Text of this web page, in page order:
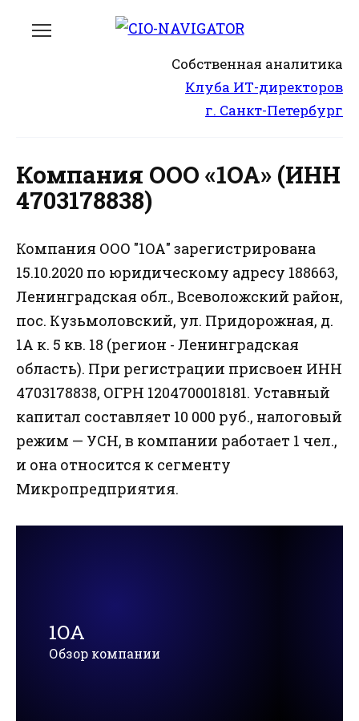
Собственная аналитика
Клуба ИТ-директоров
г. Санкт-Петербург
Компания ООО «1ОА» (ИНН
4703178838)
Компания ООО "1ОА" зарегистрирована
15.10.2020 по юридическому адресу 188663,
Ленинградская обл., Всеволожский район,
пос. Кузьмоловский, ул. Придорожная, д.
1А к. 5 кв. 18 (регион - Ленинградская
область). При регистрации присвоен ИНН
4703178838, ОГРН 1204700018181. Уставный
капитал составляет 10 000 руб., налоговый
режим — УСН, в компании работает 1 чел.,
и она относится к сегменту
Микропредприятия.
1ОА
Обзор компании